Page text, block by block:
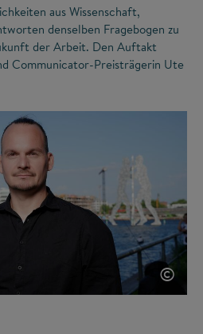
aus Wissenschaft,
denselben Fragebogen zu
der Arbeit. Den Auftakt
Communicator-Preisträgerin Ute
©